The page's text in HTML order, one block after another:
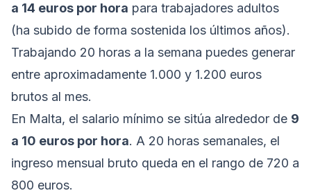
a 14 euros por hora para trabajadores adultos
(ha subido de forma sostenida los últimos años).
Trabajando 20 horas a la semana puedes generar
entre aproximadamente 1.000 y 1.200 euros
brutos al mes.
En Malta, el salario mínimo se sitúa alrededor de 9
a 10 euros por hora. A 20 horas semanales, el
ingreso mensual bruto queda en el rango de 720 a
800 euros.